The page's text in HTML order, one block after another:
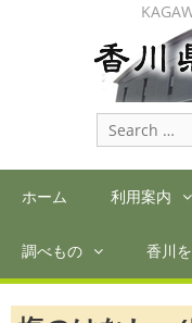
Search
for:
ホーム 利用案内
調べもの 香川